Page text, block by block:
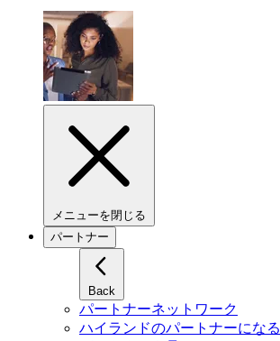
メニューを閉じる
パートナー
Back
パートナーネットワーク
ハイランドのパートナーになる